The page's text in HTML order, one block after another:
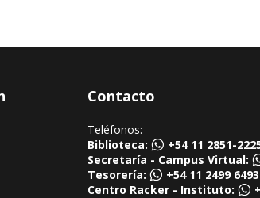
Contacto
Teléfonos:
Biblioteca:
+54 11 2851-
Secretaría - Campus Virtual:
Tesorería:
+54 11 2499 6493
Centro Racker - Instituto: